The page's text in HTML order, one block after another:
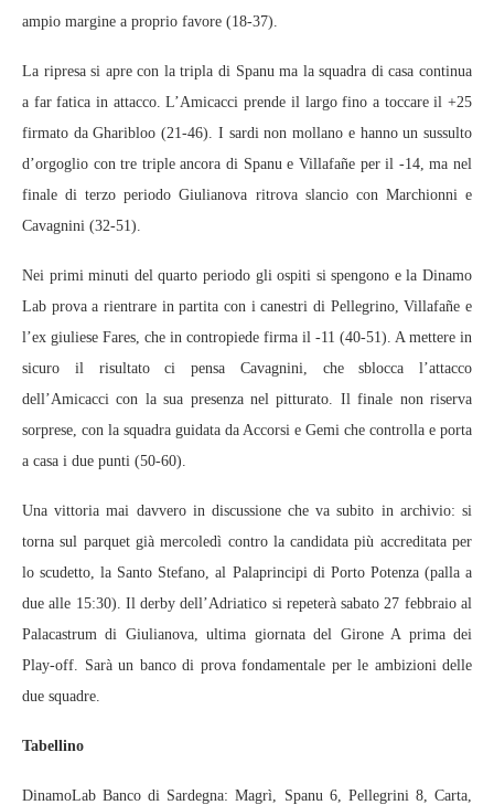
ampio margine a proprio favore (18-37).
La ripresa si apre con la tripla di Spanu ma la squadra di casa continua
a far fatica in attacco. L’Amicacci prende il largo fino a toccare il +25
firmato da Gharibloo (21-46). I sardi non mollano e hanno un sussulto
d’orgoglio con tre triple ancora di Spanu e Villafañe per il -14, ma nel
finale di terzo periodo Giulianova ritrova slancio con Marchionni e
Cavagnini (32-51).
Nei primi minuti del quarto periodo gli ospiti si spengono e la Dinamo
Lab prova a rientrare in partita con i canestri di Pellegrino, Villafañe e
l’ex giuliese Fares, che in contropiede firma il -11 (40-51). A mettere in
sicuro il risultato ci pensa Cavagnini, che sblocca l’attacco
dell’Amicacci con la sua presenza nel pitturato. Il finale non riserva
sorprese, con la squadra guidata da Accorsi e Gemi che controlla e porta
a casa i due punti (50-60).
Una vittoria mai davvero in discussione che va subito in archivio: si
torna sul parquet già mercoledì contro la candidata più accreditata per
lo scudetto, la Santo Stefano, al Palaprincipi di Porto Potenza (palla a
due alle 15:30). Il derby dell’Adriatico si repeterà sabato 27 febbraio al
Palacastrum di Giulianova, ultima giornata del Girone A prima dei
Play-off. Sarà un banco di prova fondamentale per le ambizioni delle
due squadre.
Tabellino
DinamoLab Banco di Sardegna: Magrì, Spanu 6, Pellegrini 8, Carta,